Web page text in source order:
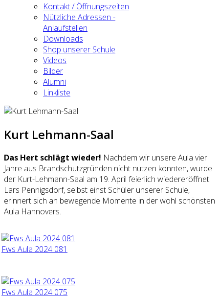
Kontakt / Öffnungszeiten
Nützliche Adressen -
Anlaufstellen
Downloads
Shop unserer Schule
Videos
Bilder
Alumni
Linkliste
Kurt Lehmann-Saal
Das Hert schlägt wieder! Nachdem wir unsere Aula vier
Jahre aus Brandschutzgründen nicht nutzen konnten, wurde
der Kurt-Lehmann-Saal am 19. April feierlich wiedereröffnet.
Lars Pennigsdorf, selbst einst Schüler unserer Schule,
erinnert sich an bewegende Momente in der wohl schönsten
Aula Hannovers.
Fws Aula 2024 081
Fws Aula 2024 075